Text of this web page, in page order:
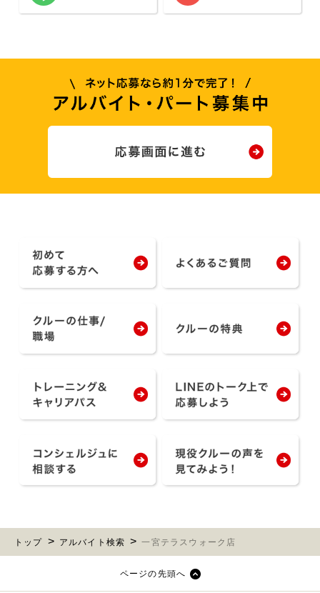
トップ アルバイト検索 一宮テラスウォーク店
ページの先頭へ